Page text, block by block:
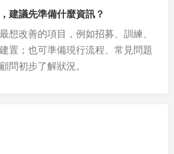
建議先準備什麼資訊？
想改善的項目，例如招募、訓練、
置；也可準備現行流程、常見問題
問初步了解狀況。